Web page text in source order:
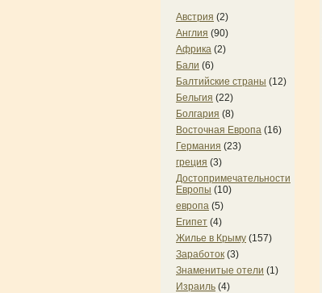
Австрия (2)
Англия (90)
Африка (2)
Бали (6)
Балтийские страны (12)
Бельгия (22)
Болгария (8)
Восточная Европа (16)
Германия (23)
греция (3)
Достопримечательности
Европы (10)
европа (5)
Египет (4)
Жилье в Крыму (157)
Заработок (3)
Знаменитые отели (1)
Израиль (4)